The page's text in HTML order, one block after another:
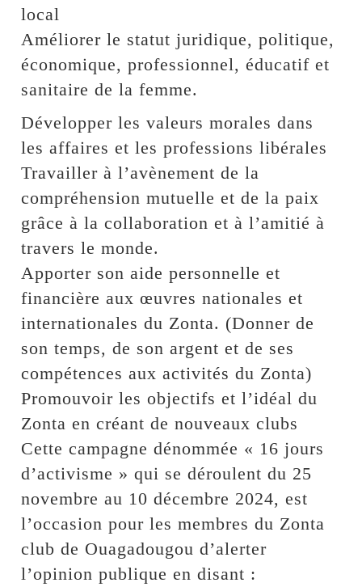
local
Améliorer le statut juridique, politique,
économique, professionnel, éducatif et
sanitaire de la femme.
Développer les valeurs morales dans
les affaires et les professions libérales
Travailler à l’avènement de la
compréhension mutuelle et de la paix
grâce à la collaboration et à l’amitié à
travers le monde.
Apporter son aide personnelle et
financière aux œuvres nationales et
internationales du Zonta. (Donner de
son temps, de son argent et de ses
compétences aux activités du Zonta)
Promouvoir les objectifs et l’idéal du
Zonta en créant de nouveaux clubs
Cette campagne dénommée « 16 jours
d’activisme » qui se déroulent du 25
novembre au 10 décembre 2024, est
l’occasion pour les membres du Zonta
club de Ouagadougou d’alerter
l’opinion publique en disant :